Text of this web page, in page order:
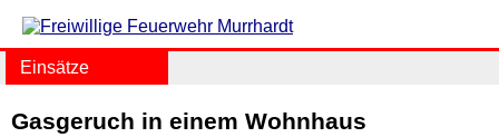
Einsätze
Gasgeruch in einem Wohnhaus